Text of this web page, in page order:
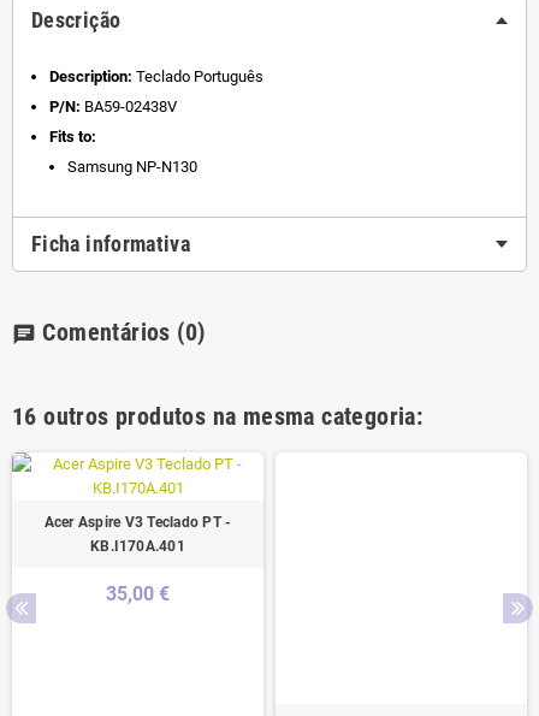
Descrição
Description: Teclado Português
P/N: BA59-02438V
Fits to:
Samsung NP-N130
Ficha informativa
chat Comentários (0)
16 outros produtos na mesma categoria:
Acer Aspire V3 Teclado PT -
KB.I170A.401
35,00 €